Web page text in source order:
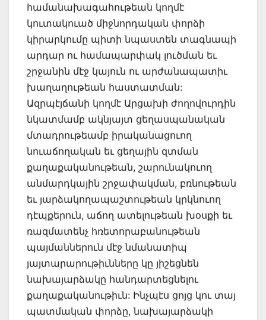
համանախագահութեան կողմէ
կուտակուած միջնորդական փորձի
կիրարկումը պիտի նպաստեն տագնապի
արդար ու համապարփակ լուծման եւ
շրջանին մէջ կայուն ու արժանապատիւ
խաղաղութեան հաստատման:
Ազրպէյճանի կողմէ Արցախի ժողովուրդին
նկատմամբ ակնյայտ ցեղասպանական
մտադրութեամբ իրականացուող
նուաճողական եւ ցեղային զտման
քաղաքականութեան, շարունակուող
անմարդկային շրջափակման, բռնութեան
եւ յարձակողապաշտութեան կրկնուող
դէպքերուն, աճող ատելութեան խօսքի եւ
ռազմատենչ հռետորաբանութեան
պայմաններուն մէջ նմանատիպ
յայտարարութիւնները կը յիշեցնեն
նախայարձակը հանդարտեցնելու
քաղաքականութիւն: Ինչպէս ցոյց կու տայ
պատմական փորձը, նախայարձակի